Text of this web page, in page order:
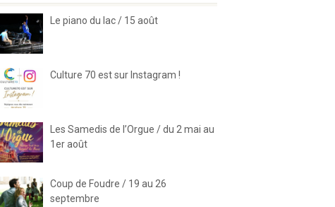
Le piano du lac / 15 août
Culture 70 est sur Instagram !
Les Samedis de l’Orgue / du 2 mai au
1er août
Coup de Foudre / 19 au 26
septembre